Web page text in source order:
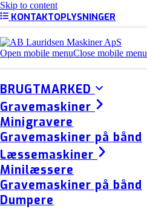
Skip to content
KONTAKTOPLYSNINGER
Open mobile menuClose mobile menu
BRUGTMARKED
Gravemaskiner
Minigravere
Gravemaskiner på bånd
Læssemaskiner
Minilæssere
Gravemaskiner på bånd
Dumpere